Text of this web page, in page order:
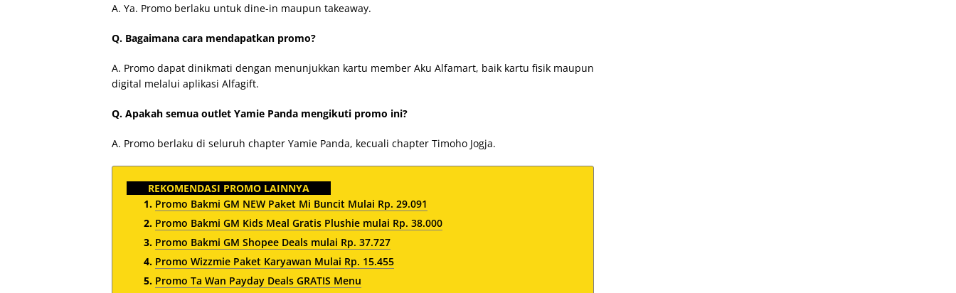
A. Ya. Promo berlaku untuk dine-in maupun takeaway.
Q. Bagaimana cara mendapatkan promo?
A. Promo dapat dinikmati dengan menunjukkan kartu member Aku Alfamart, baik kartu fisik maupun
digital melalui aplikasi Alfagift.
Q. Apakah semua outlet Yamie Panda mengikuti promo ini?
A. Promo berlaku di seluruh chapter Yamie Panda, kecuali chapter Timoho Jogja.
REKOMENDASI PROMO LAINNYA
Promo Bakmi GM NEW Paket Mi Buncit Mulai Rp. 29.091
Promo Bakmi GM Kids Meal Gratis Plushie mulai Rp. 38.000
Promo Bakmi GM Shopee Deals mulai Rp. 37.727
Promo Wizzmie Paket Karyawan Mulai Rp. 15.455
Promo Ta Wan Payday Deals GRATIS Menu